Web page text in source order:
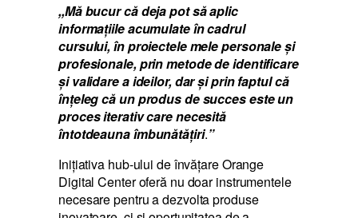
,,Mă bucur că deja pot să aplic
informațiile acumulate în cadrul
cursului, în proiectele mele personale și
profesionale, prin metode de identificare
și validare a ideilor, dar și prin faptul că
înțeleg că un produs de succes este un
proces iterativ care necesită
întotdeauna îmbunătățiri.”
Inițiativa hub-ului de învățare Orange
Digital Center oferă nu doar instrumentele
necesare pentru a dezvolta produse